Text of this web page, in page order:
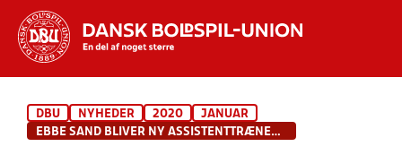
INDHOLD OG NYHEDER
DBU NYHEDER 2020
JANUAR
EBBE SAND BLIVER NY ASSISTENTTRÆNER PÅ HERRELANDSHOLDET